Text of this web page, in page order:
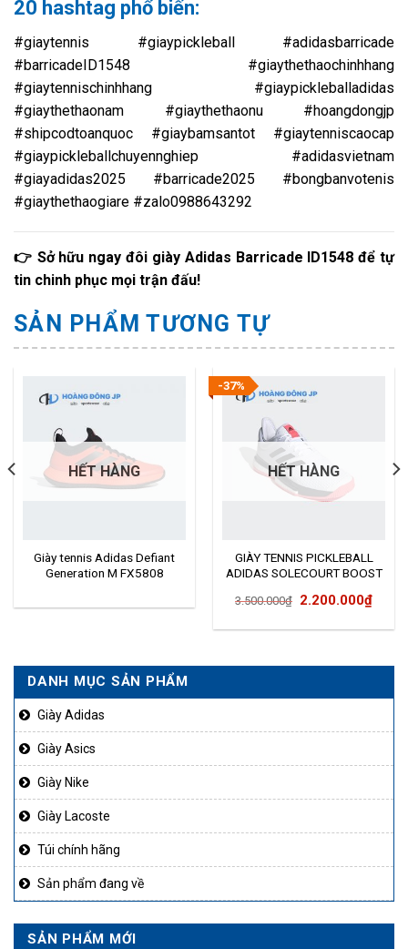
DANH MỤC SẢN PHẨM
Giày Adidas
Giày Asics
Giày Nike
Giày Lacoste
Túi chính hãng
Sản phẩm đang về
SẢN PHẨM MỚI
20 hashtag phổ biến:
#giaytennis #giaypickleball #adidasbarricade
#barricadeID1548 #giaythethaochinhhang
#giaytennischinhhang #giaypickleballadidas
#giaythethaonam #giaythethaonu #hoangdongjp
#shipcodtoanquoc #giaybamsantot #giaytenniscaocap
#giaypickleballchuyennghiep #adidasvietnam
#giayadidas2025 #barricade2025 #bongbanvotenis
#giaythethaogiare #zalo0988643292
👉 Sở hữu ngay đôi giày Adidas Barricade ID1548 để tự
tin chinh phục mọi trận đấu!
SẢN PHẨM TƯƠNG TỰ
HẾT HÀNG
Giày tennis Adidas Defiant
Generation M FX5808
-37%
HẾT HÀNG
GIÀY TENNIS PICKLEBALL
ADIDAS SOLECOURT BOOST
3.500.000₫ Giá
3.500.000₫.
2.200.000₫Giá
là: